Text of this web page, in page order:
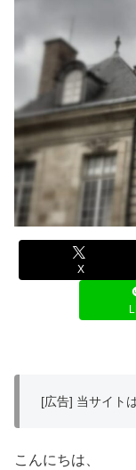
X
[広告] 当サイト
こんにちは、